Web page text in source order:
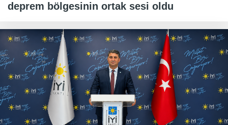
deprem bölgesinin ortak sesi oldu